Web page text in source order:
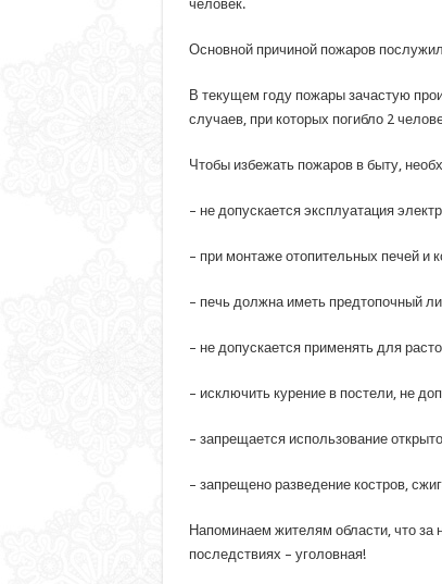
человек.
Основной причиной пожаров
В текущем году пожары зачастую
случаев, при которых погибло 2
Чтобы избежать пожаров в быту,
– не допускается эксплуатация
– при монтаже отопительных печей и
– печь должна иметь предтопочный
– не допускается применять для
– исключить курение в постели, не
– запрещается использование
– запрещено разведение костров,
Напоминаем жителям области, что за
последствиях – уголовная!